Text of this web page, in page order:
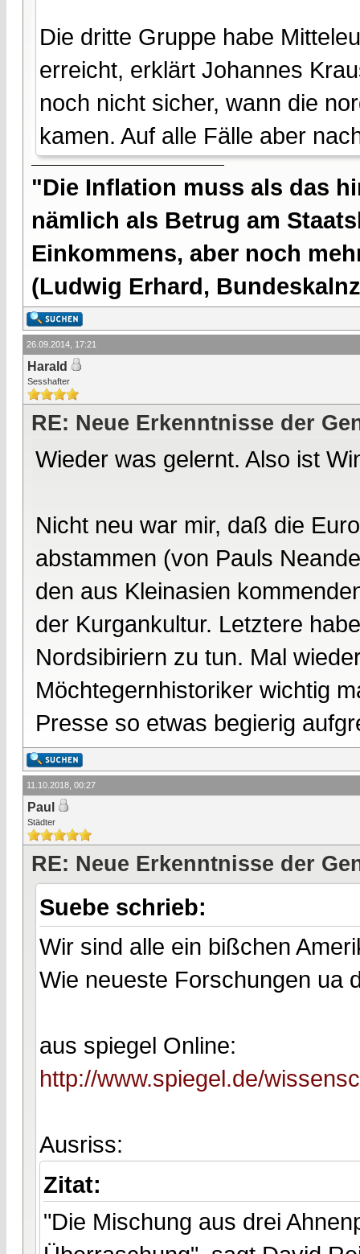
Die dritte Gruppe habe
erreicht, erklärt Johannes
noch nicht sicher, wann die
kamen. Auf alle Fälle aber
"Die Inflation muss als das
nämlich als Betrug am
Einkommens, aber noch
(Ludwig Erhard,
26.09.2014, 17:21
Harald
Sesshafter
RE: Neue Erkenntnisse der
Wieder was gelernt. Also ist
Nicht neu war mir, daß die
abstammen (von Pauls
den aus Kleinasien
der Kurgankultur. Letztere
Nordsibiriern zu tun. Mal
Möchtegernhistoriker wichtig
Presse so etwas begierig
11.10.2018, 00:27
Paul
Städter
RE: Neue Erkenntnisse der
Suebe schrieb:
Wir sind alle ein bißchen
Wie neueste Forschungen ua
aus spiegel Online:
http://www.spiegel.de/
Ausriss:
Zitat:
"Die Mischung aus drei